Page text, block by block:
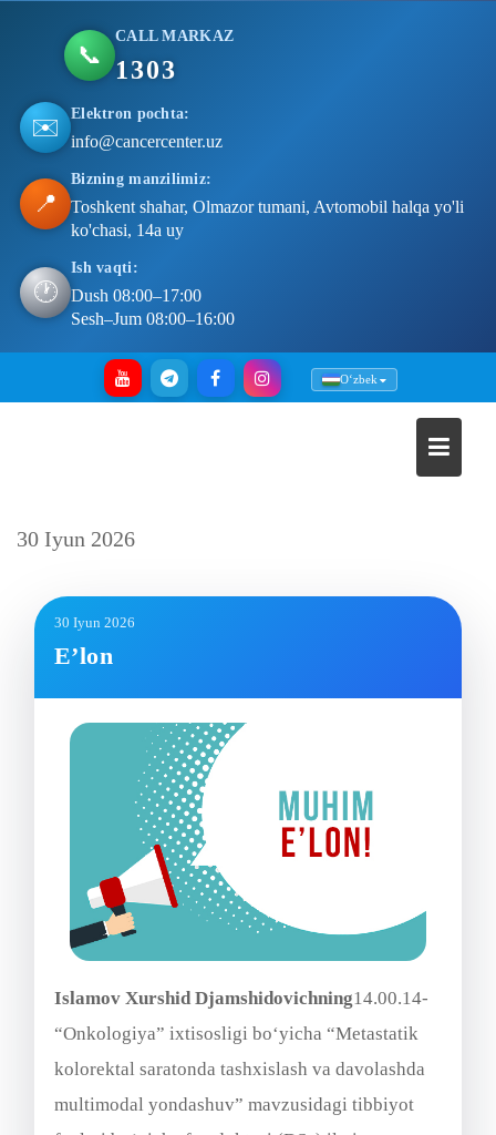
📞
CALL MARKAZ
1303
✉️ Elektron pochta:
info@cancercenter.uz
📍
Bizning manzilimiz:
Toshkent shahar, Olmazor tumani, Avtomobil halqa yo'li
ko'chasi, 14a uy
🕐
Ish vaqti:
Dush 08:00–17:00
Sesh–Jum 08:00–16:00
Oʻzbek
30 Iyun 2026
30 Iyun 2026
E’lon
Islamov Xurshid Djamshidovichning14.00.14-
“Onkologiya” ixtisosligi bo‘yicha “Metastatik
kolorektal saratonda tashxislash va davolashda
multimodal yondashuv” mavzusidagi tibbiyot